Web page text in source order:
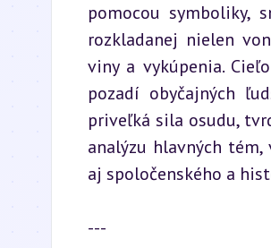
pomocou symboliky,
rozkladanej nielen
viny a vykúpenia.
pozadí obyčajných
priveľká sila osudu,
analýzu hlavných
aj spoločenského a
---